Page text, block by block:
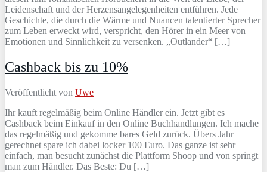
Leidenschaft und der Herzensangelegenheiten entführen. Jede
Geschichte, die durch die Wärme und Nuancen talentierter Sprecher
zum Leben erweckt wird, verspricht, den Hörer in ein Meer von
Emotionen und Sinnlichkeit zu versenken. „Outlander“ […]
Cashback bis zu 10%
Veröffentlicht von Uwe
Ihr kauft regelmäßig beim Online Händler ein. Jetzt gibt es
Cashback beim Einkauf in den Online Buchhandlungen. Ich mache
das regelmäßig und gekomme bares Geld zurück. Übers Jahr
gerechnet spare ich dabei locker 100 Euro. Das ganze ist sehr
einfach, man besucht zunächst die Plattform Shoop und von springt
man zum Händler. Das Beste: Du […]